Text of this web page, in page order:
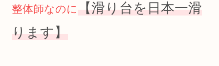
整体師なのに【滑り台を日本一滑
ります】